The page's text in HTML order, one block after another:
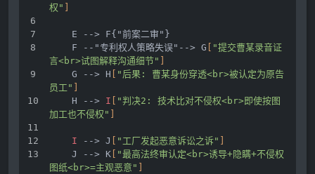
权" ]
    E --> F{"前案二审"}
    F --"专利权人策略失误"--> G
[ "提交曹某录音证
言<br>试图解释沟通细节" ]
    G --> H
[ "后果: 曹某身份穿透<br>被认定为原告
员工" ]
    H -->
I [ "判决2: 技术比对不侵权<br>即使按图
加工也不侵权" ]
I --> J [ "工厂发起恶意诉讼之诉" ]
    J --> K
[ "最高法终审认定<br>诱导+隐瞒+不侵权
图纸<br>=主观恶意" ]